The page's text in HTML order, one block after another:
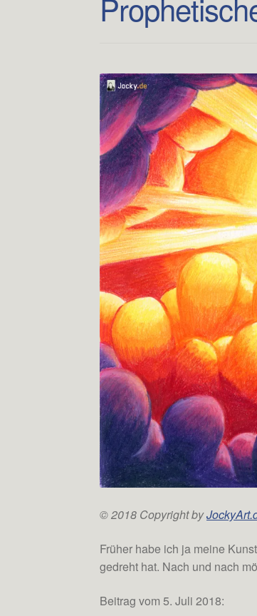
© 2018 Copyright by
Früher habe ich ja meine
gedreht hat. Nach und nach
Beitrag vom 5. Juli 2018: